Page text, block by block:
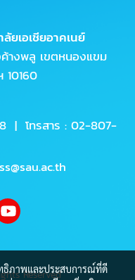
ยเอเชียอาคเนย์
างพลู เขตหนองแขม
10160
| โทรสาร : 02-807-
Reserved
ธิภาพและประสบการณ์ที่ดี